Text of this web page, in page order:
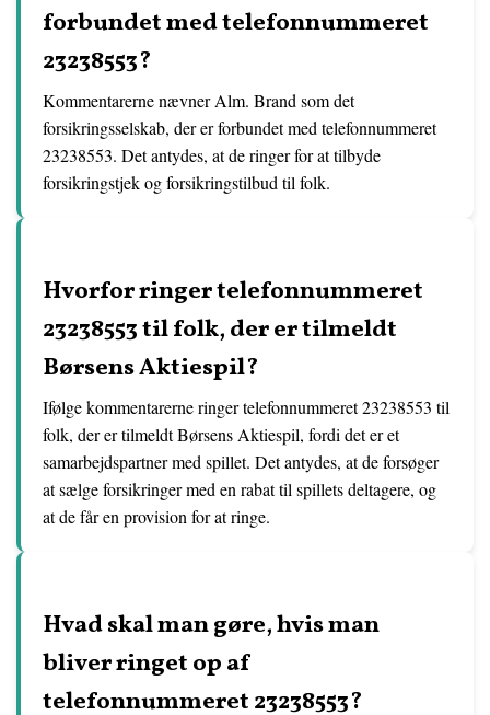
forbundet med telefonnummeret
23238553?
Kommentarerne nævner Alm. Brand som det
forsikringsselskab, der er forbundet med telefonnummeret
23238553. Det antydes, at de ringer for at tilbyde
forsikringstjek og forsikringstilbud til folk.
Hvorfor ringer telefonnummeret
23238553 til folk, der er tilmeldt
Børsens Aktiespil?
Ifølge kommentarerne ringer telefonnummeret 23238553 til
folk, der er tilmeldt Børsens Aktiespil, fordi det er et
samarbejdspartner med spillet. Det antydes, at de forsøger
at sælge forsikringer med en rabat til spillets deltagere, og
at de får en provision for at ringe.
Hvad skal man gøre, hvis man
bliver ringet op af
telefonnummeret 23238553?